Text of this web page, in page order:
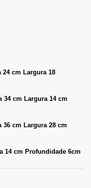
24 cm Largura 18
34 cm Largura 14 cm
36 cm Largura 28 cm
14 cm Profundidade 6cm